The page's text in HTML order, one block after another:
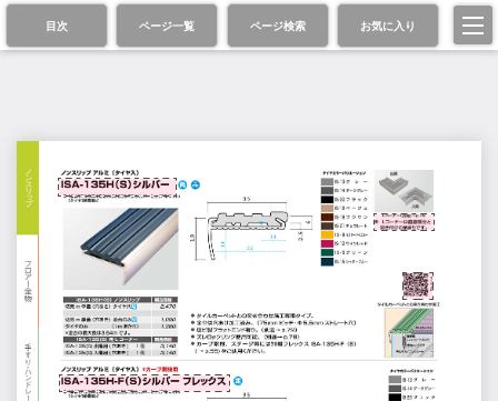
目次 ページ一覧 ページ検索 お気に入り